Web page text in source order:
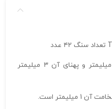
قطر گوشواره (بدون آویز) ۱۲ میلیمتر و پهنای آن ۳ میلیمتر